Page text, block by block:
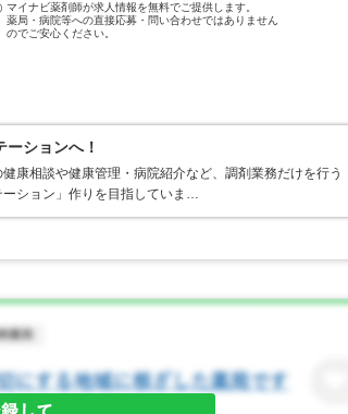
マイナビ薬剤師が求人情報を無料でご提供します。
薬局・病院等への直接応募・問い合わせではありません
のでご安心ください。
ションへ！
康相談や健康管理・病院紹介など、調剤業務だけを行う
ション」作りを目指していま…